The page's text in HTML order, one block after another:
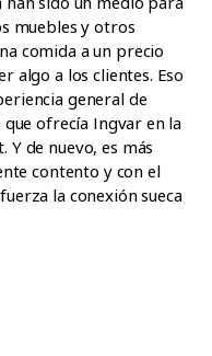
muebles y otros
comida a un precio
algo a los clientes. Eso
general de
que ofrecía Ingvar en la
de nuevo, es más
contento y con el
la conexión sueca